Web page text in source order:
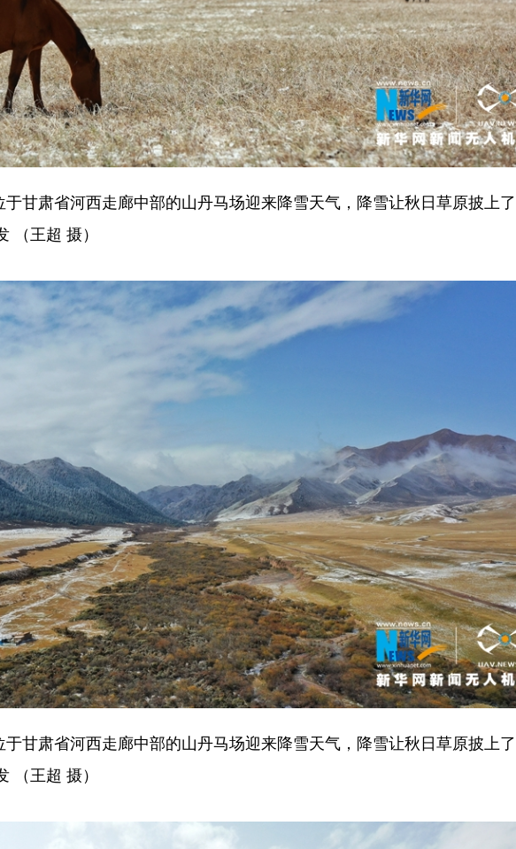
甘肃省河西走廊中部的山丹马场迎来降雪天气，降雪让秋日草原披上
（王超 摄）
甘肃省河西走廊中部的山丹马场迎来降雪天气，降雪让秋日草原披上
（王超 摄）